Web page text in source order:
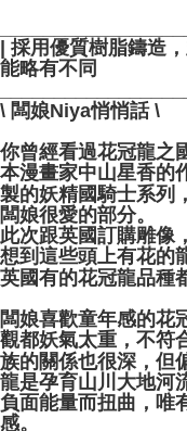
| 採用優質樹脂鑄造
能略有不同
\ 闆娘Niya悄悄話 \
你曾經看過花冠龍之
本漫畫家中山星香的
製的妖精國騎士系列
闆娘很愛的部分。
此次跟英國訂購雕像
想到這些頭上有花的
英國有的花冠龍品種
闆娘喜歡童年感的花
觀都妖氣太重，不符
族的關係也很深，但
龍是孕育山川大地河
負面能量而扭曲，唯
感。